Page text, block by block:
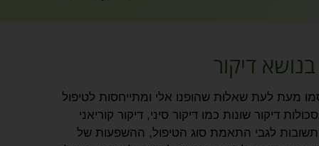
דיקור
מעת לעת שאלות שהופנו אלי ומתייחסות לטיפול
דיקור שונות כמו דיקור סיני, דיקור קוריאני
תשובות לגבי התאמת סוג הטיפול, ההשפעות של